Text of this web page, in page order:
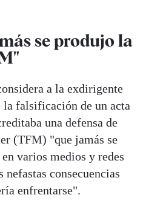
se produjo la
a la exdirigente
falsificación de un acta
una defensa de
(TFM) "que jamás se
varios medios y redes
consecuencias
enfrentarse".